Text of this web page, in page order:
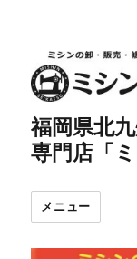
福岡県北
専門店「
メニュー